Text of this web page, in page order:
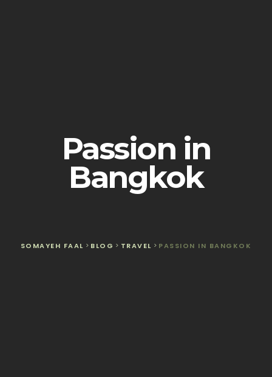
Passion in
Bangkok
SOMAYEH FAAL > BLOG > TRAVEL > PASSION IN BANGKOK